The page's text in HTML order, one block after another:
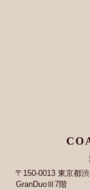
〒150-0013 東京都
GranDuoⅢ7階